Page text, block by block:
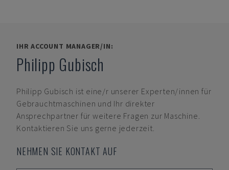
IHR ACCOUNT MANAGER/IN:
Philipp Gubisch
Philipp Gubisch ist eine/r unserer Experten/innen für
Gebrauchtmaschinen und Ihr direkter
Ansprechpartner für weitere Fragen zur Maschine.
Kontaktieren Sie uns gerne jederzeit.
NEHMEN SIE KONTAKT AUF